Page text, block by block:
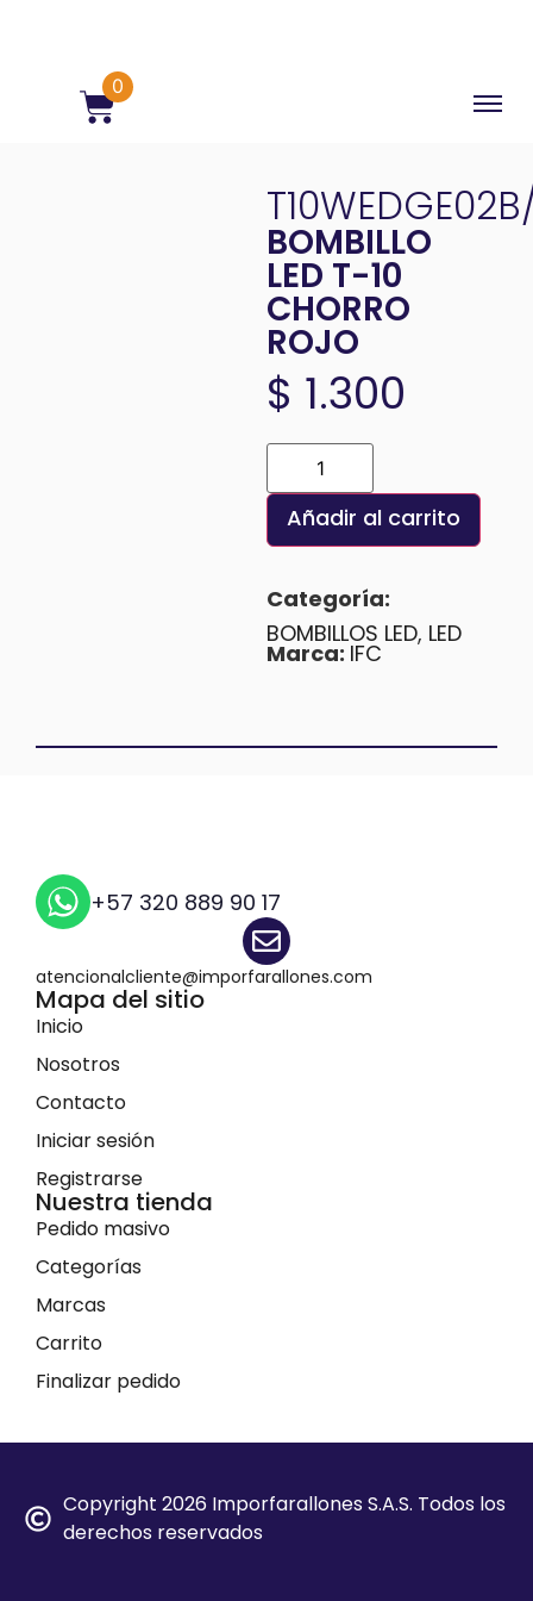
0
BOMBILLO
LED T-10
CHORRO
ROJO
$ 1.300
Añadir al carrito
Categoría:
BOMBILLOS LED, LED
Marca: IFC
+57 320 889 90 17
atencionalcliente@imporfarallones.com
Mapa del sitio
Inicio
Nosotros
Contacto
Iniciar sesión
Registrarse
Nuestra tienda
Pedido masivo
Categorías
Marcas
Carrito
Finalizar pedido
Copyright 2026 Imporfarallones S.A.S. Todos los
derechos reservados